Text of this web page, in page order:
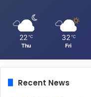
22 ℃
Thu
32 ℃
Fri
Recent News